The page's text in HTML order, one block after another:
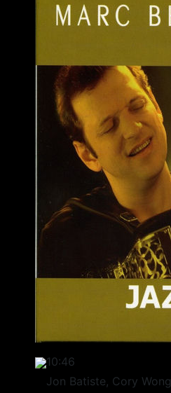
10:46
Jon Batiste, Cory Wong